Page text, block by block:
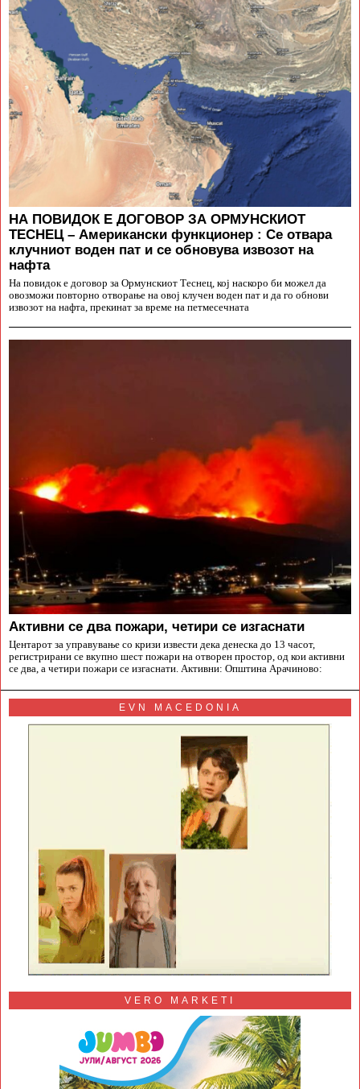
НА ПОВИДОК Е ДОГОВОР ЗА ОРМУНСКИОТ
ТЕСНЕЦ – Американски функционер : Се отвара
клучниот воден пат и се обновува извозот на
нафта
На повидок е договор за Ормунскиот Теснец, кој наскоро би можел да
овозможи повторно отворање на овој клучен воден пат и да го обнови
извозот на нафта, прекинат за време на петмесечната
Aктивни се два пожари, четири се изгаснати
Центарот за управување со кризи извести дека денеска до 13 часот,
регистрирани се вкупно шест пожари на отворен простор, од кои активни
се два, а четири пожари се изгаснати. Активни: Општина Арачиново:
EVN MACEDONIA
VERO MARKETI